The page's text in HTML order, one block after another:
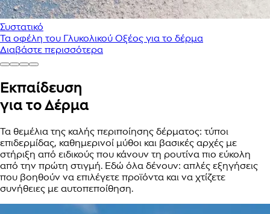
Συστατικό
Τα οφέλη του Γλυκολικού Οξέος για το δέρμα
Διαβάστε περισσότερα
Εκπαίδευση
για το Δέρμα
Τα θεμέλια της καλής περιποίησης δέρματος: τύποι
επιδερμίδας, καθημερινοί μύθοι και βασικές αρχές με
στήριξη από ειδικούς που κάνουν τη ρουτίνα πιο εύκολη
από την πρώτη στιγμή. Εδώ όλα δένουν: απλές εξηγήσεις
που βοηθούν να επιλέγετε προϊόντα και να χτίζετε
συνήθειες με αυτοπεποίθηση.